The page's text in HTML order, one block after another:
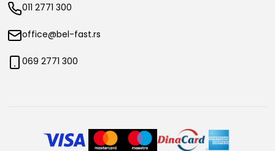
011 2771 300
office@bel-fast.rs
069 2771 300